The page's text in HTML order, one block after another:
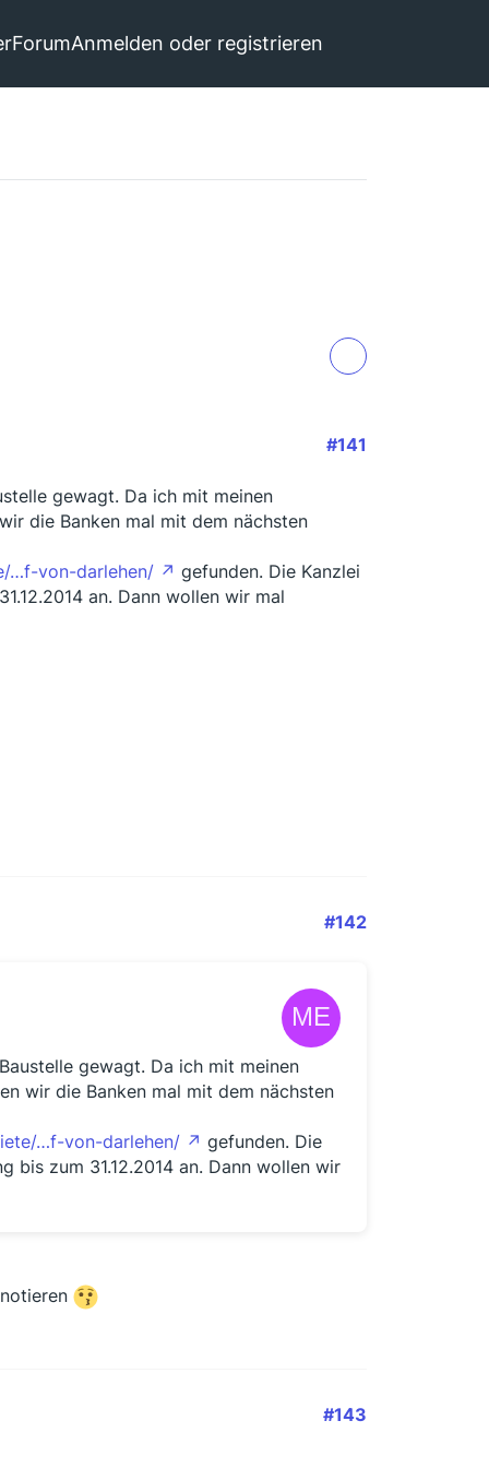
ForumAnmelden oder registrieren
#141
gewagt. Da ich mit meinen
die Banken mal mit dem nächsten
…f-von-darlehen/
gefunden. Die Kanzlei
an. Dann wollen wir mal
#142
gewagt. Da ich mit meinen
wir die Banken mal mit dem nächsten
…f-von-darlehen/
gefunden. Die
bis zum 31.12.2014 an. Dann wollen wir
#143